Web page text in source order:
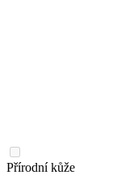
Přírodní kůže